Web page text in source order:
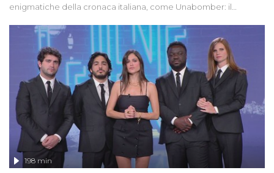
enigmatiche della cronaca italiana, come Unabomber: il
'90 e il 2000 che, inquietantemente, potrebbe essere ancora in
libertà. Lo speciale affronta inoltre le zone d'ombra sul Mostro di
Firenze, le cui responsabilità appaiono ancora oggi avvolte in un
groviglio di dubbi mai chiariti. Nel corso dello speciale anche
l'intervista inedita a Olindo Romano, realizzata ne...
198 min